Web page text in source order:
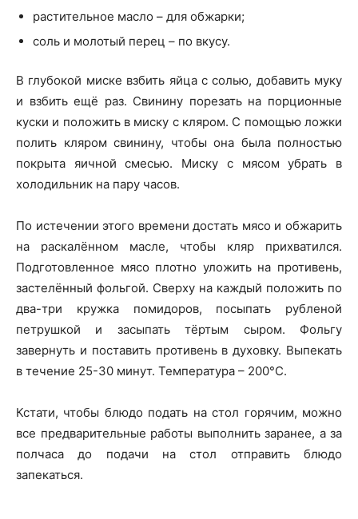
растительное масло – для обжарки;
соль и молотый перец – по вкусу.
В глубокой миске взбить яйца с солью, добавить муку
и взбить ещё раз. Свинину порезать на порционные
куски и положить в миску с кляром. С помощью ложки
полить кляром свинину, чтобы она была полностью
покрыта яичной смесью. Миску с мясом убрать в
холодильник на пару часов.
По истечении этого времени достать мясо и обжарить
на раскалённом масле, чтобы кляр прихватился.
Подготовленное мясо плотно уложить на противень,
застелённый фольгой. Сверху на каждый положить по
два-три кружка помидоров, посыпать рубленой
петрушкой и засыпать тёртым сыром. Фольгу
завернуть и поставить противень в духовку. Выпекать
в течение 25-30 минут. Температура – 200°C.
Кстати, чтобы блюдо подать на стол горячим, можно
все предварительные работы выполнить заранее, а за
полчаса до подачи на стол отправить блюдо
запекаться.